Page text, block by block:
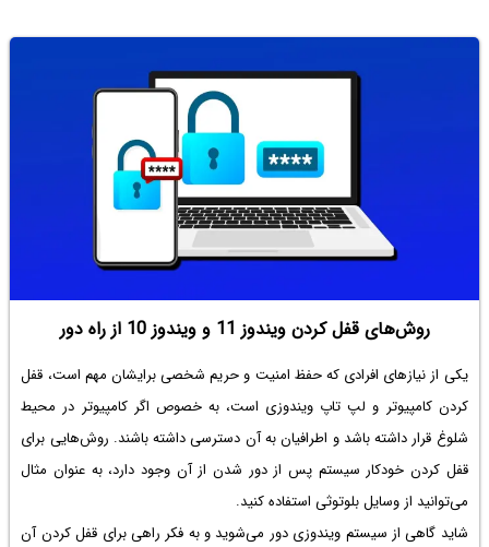
روش‌های قفل کردن ویندوز 11 و ویندوز 10 از راه دور
یکی از نیازهای افرادی که حفظ امنیت و حریم شخصی برایشان مهم است، قفل
کردن کامپیوتر و لپ تاپ ویندوزی است، به خصوص اگر کامپیوتر در محیط
شلوغ قرار داشته باشد و اطرافیان به آن دسترسی داشته باشند. روش‌هایی برای
قفل کردن خودکار سیستم پس از دور شدن از آن وجود دارد، به عنوان مثال
می‌توانید از وسایل بلوتوثی استفاده کنید.
شاید گاهی از سیستم ویندوزی دور می‌شوید و به فکر راهی برای قفل کردن آن